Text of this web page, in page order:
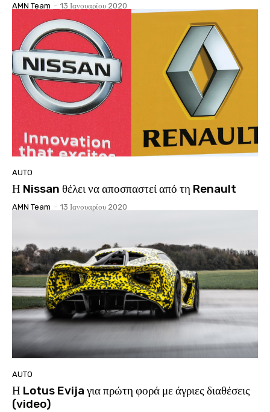
AMN Team - 13 Ιανουαρίου 2020
AUTO
Η Nissan θέλει να αποσπαστεί από τη Renault
AMN Team - 13 Ιανουαρίου 2020
AUTO
Η Lotus Evija για πρώτη φορά με άγριες διαθέσεις
(video)